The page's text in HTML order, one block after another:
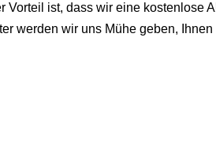
ist, dass wir eine kostenlose
werden wir uns Mühe geben,